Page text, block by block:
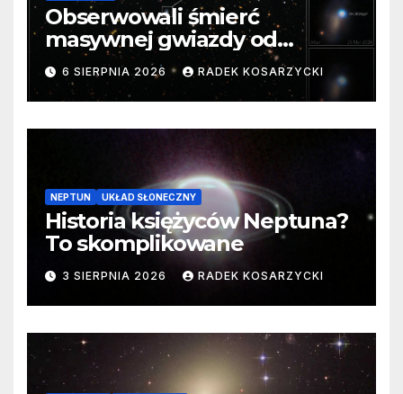
Obserwowali śmierć
masywnej gwiazdy od
samego początku. Niezwykle
cenne dane
6 SIERPNIA 2026 RADEK KOSARZYCKI
NEPTUN UKŁAD SŁONECZNY
Historia księżyców Neptuna?
To skomplikowane
3 SIERPNIA 2026 RADEK KOSARZYCKI